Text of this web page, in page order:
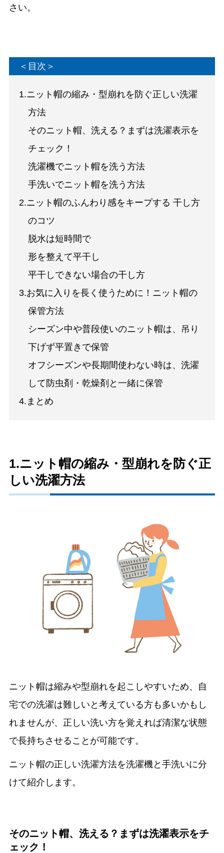
さい。
＜目次＞
1.ニット帽の縮み・型崩れを防ぐ正しい洗濯
方法
そのニット帽、洗える？まずは洗濯表示を
チェック！
洗濯機でニット帽を洗う方法
手洗いでニット帽を洗う方法
2.ニット帽のふんわり感をキープする 干し方
のコツ
脱水は短時間で
形を整えて平干し
平干しできない場合の干し方
3.お気に入りを長く使うために！ニット帽の
保管方法
シーズン中や普段使いのニット帽は、吊り
下げず平置きで保管
オフシーズンや長期間使わない時は、洗濯
して防虫剤・乾燥剤と一緒に保管
4.まとめ
1.ニット帽の縮み・型崩れを防ぐ正
しい洗濯方法
ニット帽は縮みや型崩れを起こしやすいため、自
宅での洗濯は難しいと考えている方も多いかもし
れませんが、正しい洗い方を覚えれば清潔な状態
で長持ちさせることが可能です。
ニット帽の正しい洗濯方法を洗濯機と手洗いに分
けて紹介します。
そのニット帽、洗える？まずは洗濯表示をチ
ェック！